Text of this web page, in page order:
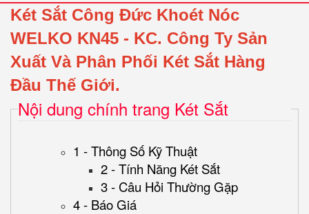
Két Sắt Công Đức Khoét Nóc
WELKO KN45 - KC. Công Ty Sản
Xuất Và Phân Phối Két Sắt Hàng
Đầu Thế Giới.
Nội dung chính trang Két Sắt
1 - Thông Số Kỹ Thuật
2 - Tính Năng Két Sắt
3 - Câu Hỏi Thường Gặp
4 - Báo Giá